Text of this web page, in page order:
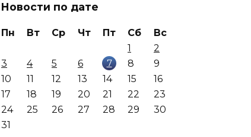
Новости по дате
Пн Вт Ср Чт Пт Сб
Вс
1
2
3
4 5 6 7 8
9
10
11 12 13 14 15
16
17
18 19 20 21 22
23
24
25 26 27 28 29
30
31